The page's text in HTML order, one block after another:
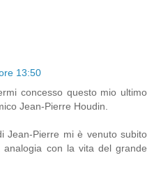
13:50
concesso questo mio ultimo
Jean-Pierre Houdin.
Jean-Pierre mi è venuto subito
con la vita del grande